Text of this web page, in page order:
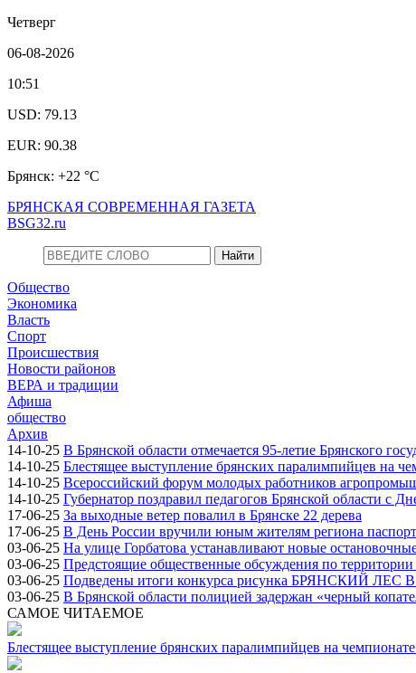
Четверг
06-08-2026
10:51
USD: 79.13
EUR: 90.38
Брянск: +22 °С
БРЯНСКАЯ СОВРЕМЕННАЯ ГАЗЕТА
BSG32.ru
Общество
Экономика
Власть
Спорт
Происшествия
Новости районов
ВЕРА и традиции
Афиша
общество
Архив
14-10-25 В Брянской области отмечается 95-летие Брянского
14-10-25 Блестящее выступление брянских паралимпийцев на
14-10-25 Всероссийский форум молодых работников
14-10-25 Губернатор поздравил педагогов Брянской области с
17-06-25 За выходные ветер повалил в Брянске 22 дерева
17-06-25 В День России вручили юным жителям региона
03-06-25 На улице Горбатова устанавливают новые
03-06-25 Предстоящие общественные обсуждения по
03-06-25 Подведены итоги конкурса рисунка БРЯНСКИЙ
03-06-25 В Брянской области полицией задержан «черный
САМОЕ ЧИТАЕМОЕ
Блестящее выступление брянских паралимпийцев на